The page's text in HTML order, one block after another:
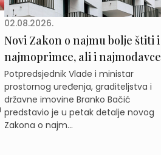
02.08.2026.
Novi Zakon o najmu bolje štiti i
najmoprimce, ali i najmodavce
Potpredsjednik Vlade i ministar
prostornog uređenja, graditeljstva i
državne imovine Branko Bačić
predstavio je u petak detalje novog
Zakona o najm...